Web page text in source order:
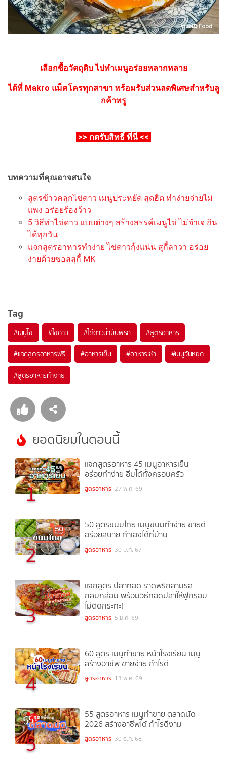
เลือกซื้อวัตถุดิบ ไปทำเมนูอร่อยหลากหลาย
ได้ที่ Makro แม็คโครทุกสาขา พร้อมรับส่วนลดพิเศษสำหรับลู
กค้าทรู
>> กดรับสิทธิ์ ที่นี่ <<
บทความที่คุณอาจสนใจ
สูตรข้าวคลุกไข่ดาว เมนูประหยัด สุดฮิต ทำง่ายจ่ายไม่
แพง อร่อยร้องว้าว
5 วิธีทำไข่ดาว แบบต่างๆ สร้างสรรค์เมนูไข่ ไม่จำเจ กิน
ได้ทุกวัน
แจกสูตรอาหารทำง่าย ไข่ดาวกุ้งแน่น สุกี้ลาวา อร่อย
ง่ายด้วยซอสสุกี้ MK
Tag
#เมนูไข่ #ไข่ดาว #ไข่ดาวน้ำมันพริก #สูตรอาหาร
#แจกสูตรอาหารฟรี #อาหารเย็น #อาหารเช้า #เมนูวันหยุด
#สูตรอาหารทำง่าย
ยอดนิยมในตอนนี้
1
แจกสูตรอาหาร 45 เมนูอาหารเย็น
อร่อยทำง่าย อิ่มได้ทั้งครอบครัว
สูตรอาหาร 27 พ.ค. 69
2
50 สูตรขนมไทย เมนูขนมทำง่าย ขายดี
อร่อยสบาย ทำเองได้ที่บ้าน
สูตรอาหาร 30 ม.ค. 67
3
แจกสูตร ปลาทอด ราดพริกสามรส
กลมกล่อม พร้อมวิธีทอดปลาให้ฟูกรอบ
ไม่ติดกระทะ!
สูตรอาหาร 5 ม.ค. 69
4
60 สูตร เมนูทำขาย หน้าโรงเรียน เมนู
สร้างอาชีพ ขายง่าย กำไรดี
สูตรอาหาร 13 พ.ค. 69
5
55 สูตรอาหาร เมนูทำขาย ตลาดนัด
2026 สร้างอาชีพได้ กำไรดีงาม
สูตรอาหาร 30 ธ.ค. 68